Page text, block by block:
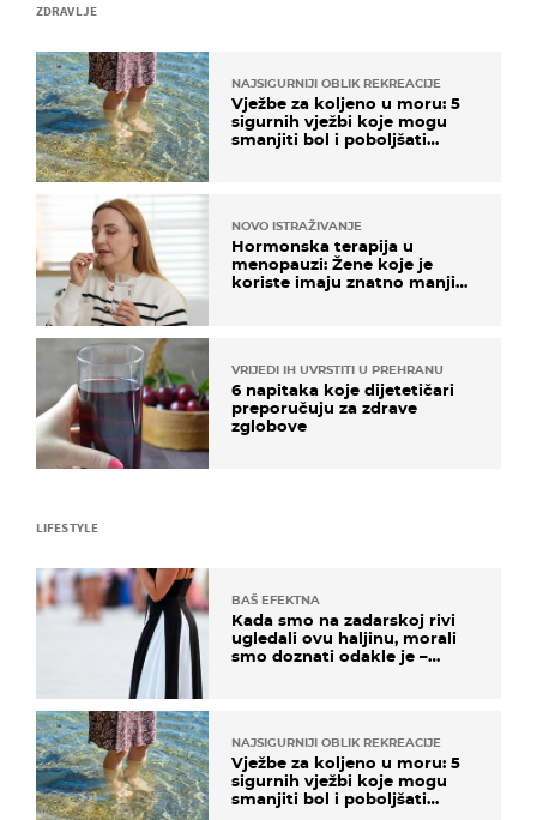
ZDRAVLJE
NAJSIGURNIJI OBLIK REKREACIJE
Vježbe za koljeno u moru: 5
sigurnih vježbi koje mogu
smanjiti bol i poboljšati
NOVO ISTRAŽIVANJE
Hormonska terapija u
menopauzi: Žene koje je
koriste imaju znatno manji
VRIJEDI IH UVRSTITI U PREHRANU
6 napitaka koje dijetetičari
preporučuju za zdrave
zglobove
LIFESTYLE
BAŠ EFEKTNA
Kada smo na zadarskoj rivi
ugledali ovu haljinu, morali
smo doznati odakle je –
NAJSIGURNIJI OBLIK REKREACIJE
Vježbe za koljeno u moru: 5
sigurnih vježbi koje mogu
smanjiti bol i poboljšati